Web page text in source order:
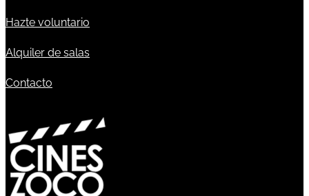
Hazte voluntario
Alquiler de salas
Contacto